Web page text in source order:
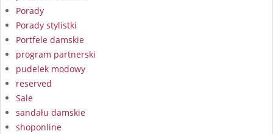
Porady
Porady stylistki
Portfele damskie
program partnerski
pudelek modowy
reserved
Sale
sandału damskie
shoponline